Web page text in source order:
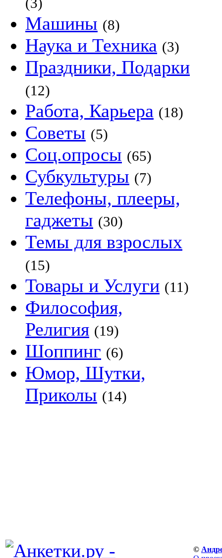
Машины (8)
Наука и Техника (3)
Праздники, Подарки
(12)
Работа, Карьера (18)
Советы (5)
Соц.опросы (65)
Субкультуры (7)
Телефоны, плееры,
гаджеты (30)
Темы для взрослых
(15)
Товары и Услуги (11)
Философия,
Религия (19)
Шоппинг (6)
Юмор, Шутки,
Приколы (14)
©